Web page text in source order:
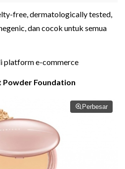
free, dermatologically tested,
dan cocok untuk semua
platform e-commerce
Foundation
Perbesar